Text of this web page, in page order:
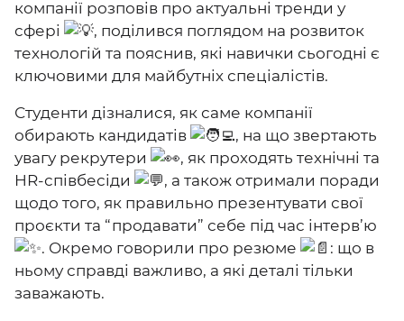
компанії розповів про актуальні тренди у
сфері
, поділився поглядом на розвиток
технологій та пояснив, які навички сьогодні є
ключовими для майбутніх спеціалістів.
Студенти дізналися, як саме компанії
обирають кандидатів
, на що звертають
увагу рекрутери
, як проходять технічні та
HR-співбесіди
, а також отримали поради
щодо того, як правильно презентувати свої
проєкти та “продавати” себе під час інтерв’ю
. Окремо говорили про резюме
: що в
ньому справді важливо, а які деталі тільки
заважають.